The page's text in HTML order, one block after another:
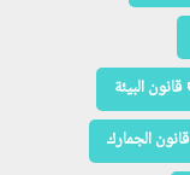
قانون البيئة
قانون الجمارك